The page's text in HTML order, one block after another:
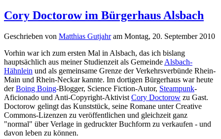
Cory Doctorow im Bürgerhaus Alsbach
Geschrieben von Matthias Gutjahram Montag, 20. September 2010
Vorhin war ich zum ersten Mal in Alsbach, das ich bislang
hauptsächlich aus meiner Studienzeit als Gemeinde Alsbach-
Hähnlein und als gemeinsame Grenze der Verkehrsverbünde Rhein-
Main und Rhein-Neckar kannte. Im dortigen Bürgerhaus war heute
derBoing Boing-Blogger, Science Fiction-Autor, Steampunk-
Aficionado und Anti-Copyright-Aktivist Cory Doctorow zu Gast.
Doctorow gelingt das Kunststück, seine Romane unter Creative
Commons-Lizenzen zu veröffentlichen und gleichzeit ganz
"normal" über Verlage in gedruckter Buchform zu verkaufen - und
davon leben zu können.